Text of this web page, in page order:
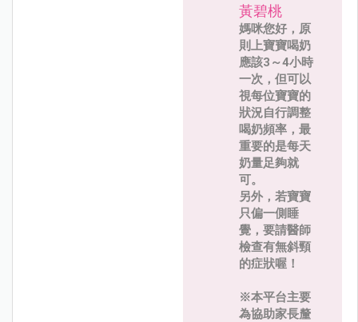
黃碧桃
媽咪您好，原
則上寶寶喝奶
應該3～4小時
一次，但可以
視每位寶寶的
狀況自行調整
喝奶頻率，最
重要的是每天
奶量足夠就
可。
另外，若寶寶
只偏一側睡
覺，要請醫師
檢查有無斜頸
的症狀喔！
※本平台主要
為協助家長釐